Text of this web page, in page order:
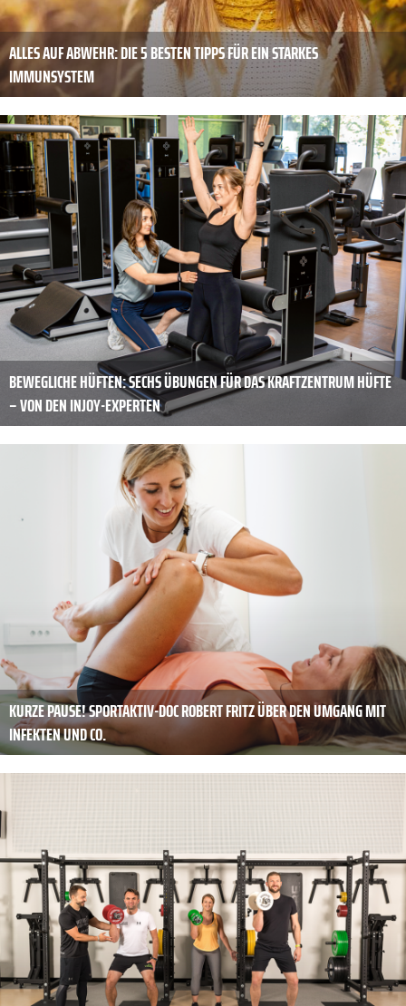
ALLES AUF ABWEHR: DIE 5 BESTEN TIPPS FÜR EIN STARKES
IMMUNSYSTEM
BEWEGLICHE HÜFTEN: SECHS ÜBUNGEN FÜR DAS KRAFTZENTRUM HÜFTE
– VON DEN INJOY-EXPERTEN
KURZE PAUSE! SPORTAKTIV-DOC ROBERT FRITZ ÜBER DEN UMGANG MIT
INFEKTEN UND CO.